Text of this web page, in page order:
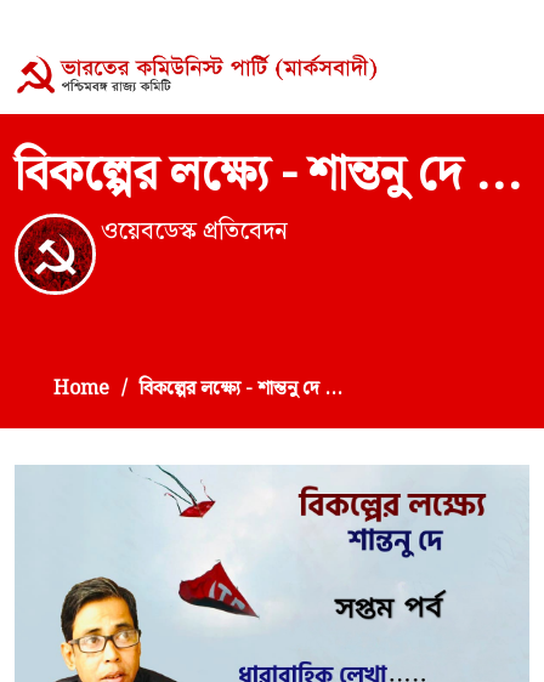
বিকল্পের লক্ষ্যে - শান্তনু দে ...
ওয়েবডেস্ক প্রতিবেদন
Home বিকল্পের লক্ষ্যে - শান্তনু দে ...